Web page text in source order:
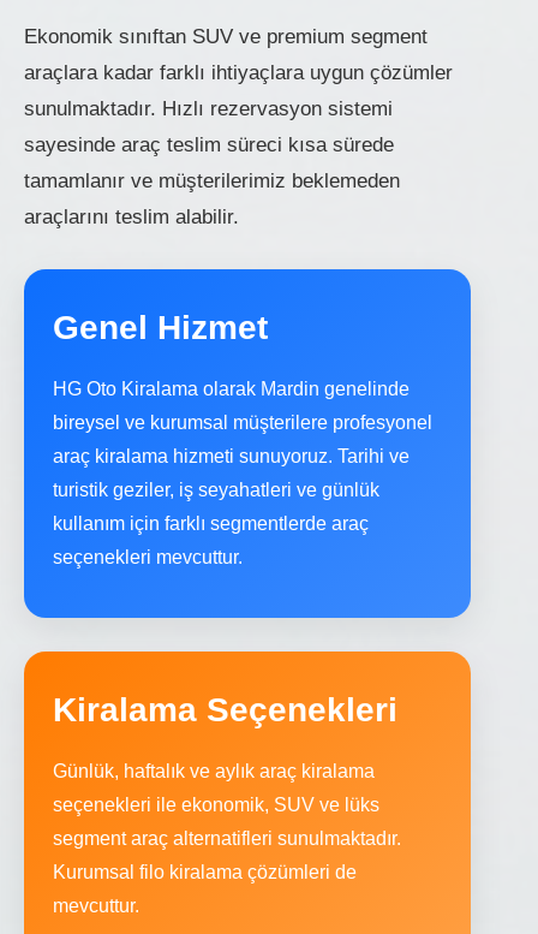
Ekonomik sınıftan SUV ve premium segment
araçlara kadar farklı ihtiyaçlara uygun çözümler
sunulmaktadır. Hızlı rezervasyon sistemi
sayesinde araç teslim süreci kısa sürede
tamamlanır ve müşterilerimiz beklemeden
araçlarını teslim alabilir.
Genel Hizmet
HG Oto Kiralama olarak Mardin genelinde
bireysel ve kurumsal müşterilere profesyonel
araç kiralama hizmeti sunuyoruz. Tarihi ve
turistik geziler, iş seyahatleri ve günlük
kullanım için farklı segmentlerde araç
seçenekleri mevcuttur.
Kiralama Seçenekleri
Günlük, haftalık ve aylık araç kiralama
seçenekleri ile ekonomik, SUV ve lüks
segment araç alternatifleri sunulmaktadır.
Kurumsal filo kiralama çözümleri de
mevcuttur.